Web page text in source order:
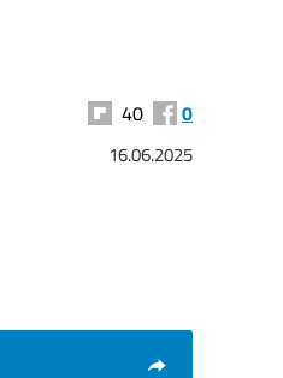
40 0
16.06.2025